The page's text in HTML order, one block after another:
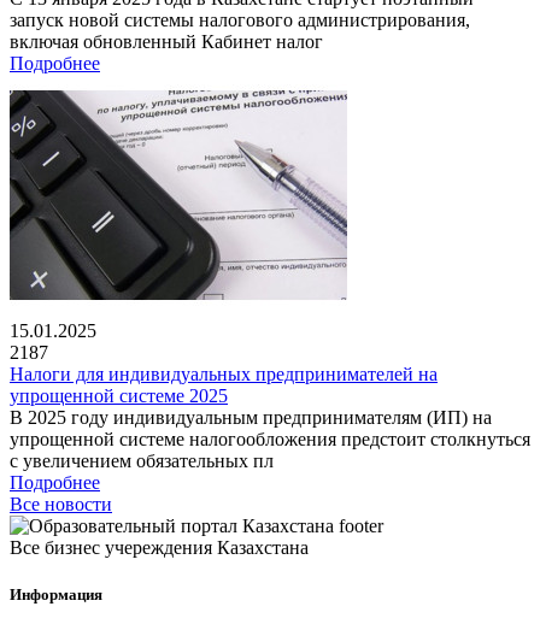
запуск новой системы налогового администрирования,
включая обновленный Кабинет налог
Подробнее
15.01.2025
2187
Налоги для индивидуальных предпринимателей на
упрощенной системе 2025
В 2025 году индивидуальным предпринимателям (ИП) на
упрощенной системе налогообложения предстоит столкнуться
с увеличением обязательных пл
Подробнее
Все новости
Все бизнес учереждения Казахстана
Информация